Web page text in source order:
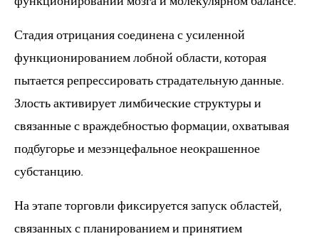
Стадия отрицания соединена с усиленной
функционированием лобной области, которая
пытается репрессировать страдательную данные.
Злость активирует лимбические структуры и
связанные с враждебностью формации, охватывая
подбугорье и мезэнцефальное неокрашенное
субстанцию.
На этапе торговли фиксируется запуск областей,
связанных с планированием и принятием